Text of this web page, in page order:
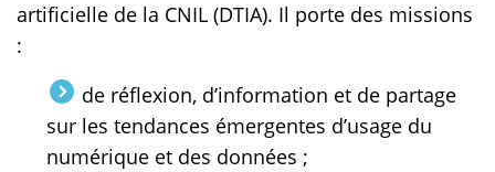
artificielle de la CNIL (DTIA). Il porte des missions
:
de réflexion, d’information et de partage
sur les tendances émergentes d’usage du
numérique et des données ;